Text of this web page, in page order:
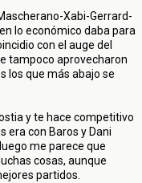
Xabi-Gerrard-
lo económico daba para
con el auge del
tampoco aprovecharon
los que más abajo se
y te hace competitivo
era con Baros y Dani
me parece que
cosas, aunque
partidos.